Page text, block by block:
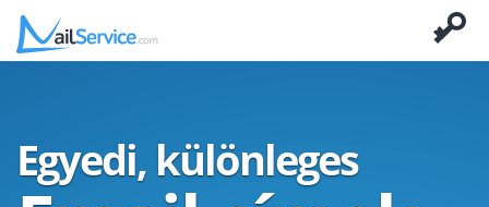
Egyedi, különleges